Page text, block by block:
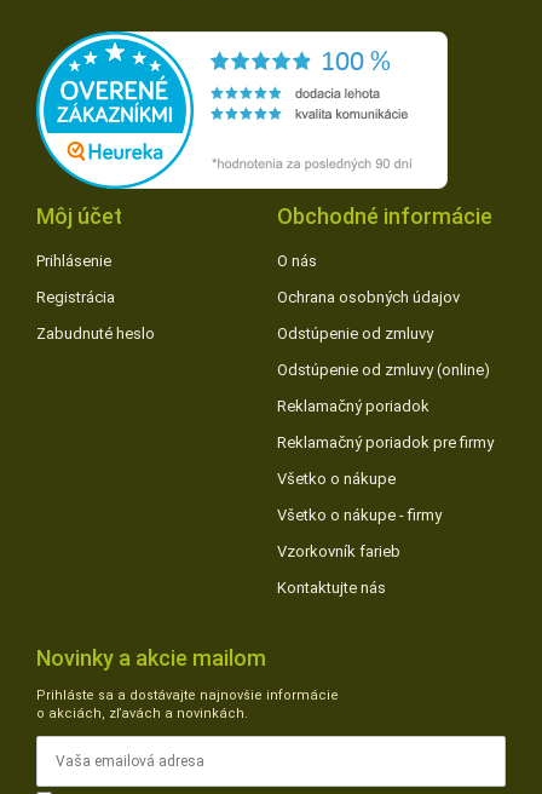
Môj účet
Prihlásenie
Registrácia
Zabudnuté heslo
Obchodné informácie
O nás
Ochrana osobných údajov
Odstúpenie od zmluvy
Odstúpenie od zmluvy (online)
Reklamačný poriadok
Reklamačný poriadok pre firmy
Všetko o nákupe
Všetko o nákupe - firmy
Vzorkovník farieb
Kontaktujte nás
Novinky a akcie mailom
Prihláste sa a dostávajte najnovšie informácie
o akciách, zľavách a novinkách.